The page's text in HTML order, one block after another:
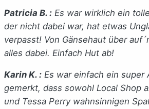
Patricia B. : Es war wirklich ein
der nicht dabei war, hat etwas
verpasst! Von Gänsehaut über
alles dabei. Einfach Hut ab!
Karin K. : Es war einfach ein super
gemerkt, dass sowohl Local Shop
und Tessa Perry wahnsinnigen